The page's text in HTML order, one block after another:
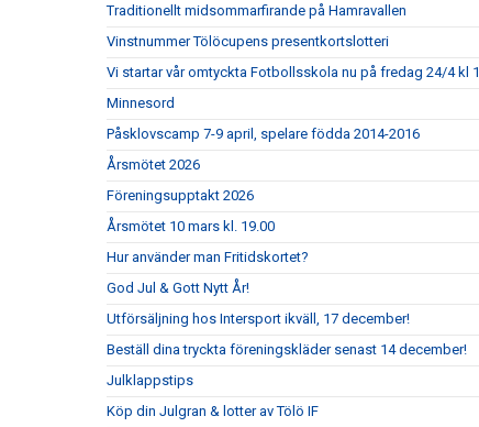
Traditionellt midsommarfirande på Hamravallen
Vinstnummer Tölöcupens presentkortslotteri
Vi startar vår omtyckta Fotbollsskola nu på fredag 24/4 kl
Minnesord
Påsklovscamp 7-9 april, spelare födda 2014-2016
Årsmötet 2026
Föreningsupptakt 2026
Årsmötet 10 mars kl. 19.00
Hur använder man Fritidskortet?
God Jul & Gott Nytt År!
Utförsäljning hos Intersport ikväll, 17 december!
Beställ dina tryckta föreningskläder senast 14 december!
Julklappstips
Köp din Julgran & lotter av Tölö IF